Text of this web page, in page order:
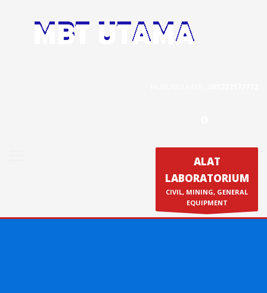
Contact Us
ALAT
LABORATORIUM
CIVIL, MINING, GENERAL
EQUIPMENT